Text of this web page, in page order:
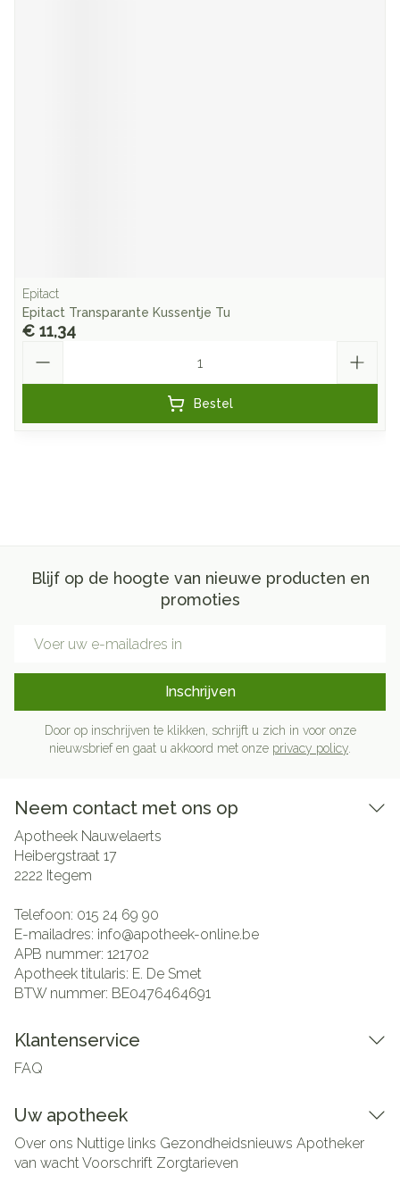
Epitact
Epitact Transparante Kussentje Tu
€ 11,34
Bestel
Blijf op de hoogte van nieuwe producten en
promoties
Inschrijven
Door op inschrijven te klikken, schrijft u zich in voor onze
nieuwsbrief en gaat u akkoord met onze privacy policy
Neem contact met ons op
Apotheek Nauwelaerts
Heibergstraat 17
2222 Itegem
Telefoon: 015 24 69 90
E-mailadres: info@apotheek-online.be
APB nummer: 121702
Apotheek titularis: E. De Smet
BTW nummer: BE0476464691
Klantenservice
FAQ
Uw apotheek
Over ons Nuttige links Gezondheidsnieuws Apotheker
van wachtVoorschrift Zorgtarieven